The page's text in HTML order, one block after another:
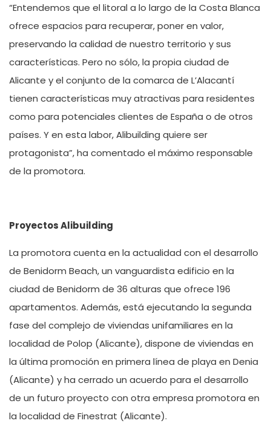
“Entendemos que el litoral a lo largo de la Costa Blanca
ofrece espacios para recuperar, poner en valor,
preservando la calidad de nuestro territorio y sus
características. Pero no sólo, la propia ciudad de
Alicante y el conjunto de la comarca de L’Alacantí
tienen características muy atractivas para residentes
como para potenciales clientes de España o de otros
países. Y en esta labor, Alibuilding quiere ser
protagonista”, ha comentado el máximo responsable
de la promotora.
Proyectos Alibuilding
La promotora cuenta en la actualidad con el desarrollo
de Benidorm Beach, un vanguardista edificio en la
ciudad de Benidorm de 36 alturas que ofrece 196
apartamentos. Además, está ejecutando la segunda
fase del complejo de viviendas unifamiliares en la
localidad de Polop (Alicante), dispone de viviendas en
la última promoción en primera línea de playa en Denia
(Alicante) y ha cerrado un acuerdo para el desarrollo
de un futuro proyecto con otra empresa promotora en
la localidad de Finestrat (Alicante).